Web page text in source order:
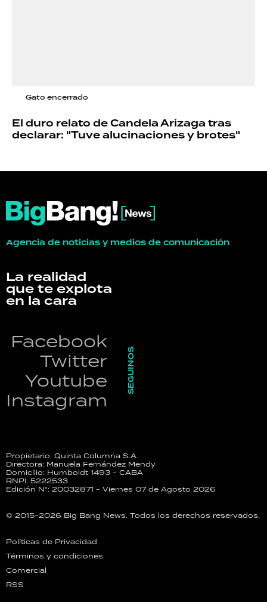
Gato encerrado
El duro relato de Candela Arizaga tras
declarar: "Tuve alucinaciones y brotes"
Agencia de noticias y medios de comunicación
La realidad
que te explota
en la cara
Facebook
Twitter
Youtube
Instagram
SEGUINOS
Propietario: Quinta Columna S.A.
Directora: Manuela Fernández Mendy
Domicilio: Humboldt 1493 - CABA
RNPI: 5222533
Edición N°: 20032871 - Viernes 07 de Agosto 2026
© 2015-2026 Big Bang News. Todos los derechos reservados.
Políticas de Privacidad
Términos y condiciones
Comercial
RSS